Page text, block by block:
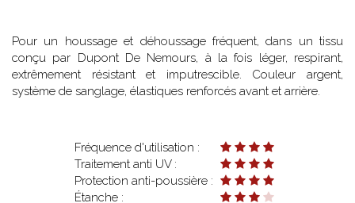
Pour un houssage et déhoussage fréquent, dans un tissu
conçu par Dupont De Nemours, à la fois léger, respirant,
extrêmement résistant et imputrescible. Couleur argent,
système de sanglage, élastiques renforcés avant et arrière.
Fréquence d'utilisation :
Traitement anti UV :
Protection anti-poussière :
Étanche :